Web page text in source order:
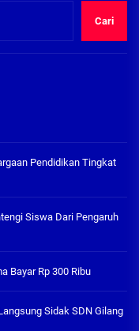
Cari
Pendidikan Tingkat
Siswa Dari Pengaruh
Bayar Rp 300 Ribu
Sidak SDN Gilang